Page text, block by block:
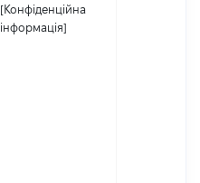
[Конфіденційна
інформація]